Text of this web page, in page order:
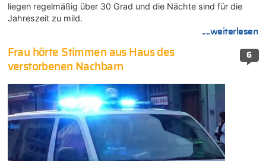
liegen regelmäßig über 30 Grad und die Nächte sind für die
Jahreszeit zu mild.
....weiterlesen
6
Frau hörte Stimmen aus Haus des
verstorbenen Nachbarn